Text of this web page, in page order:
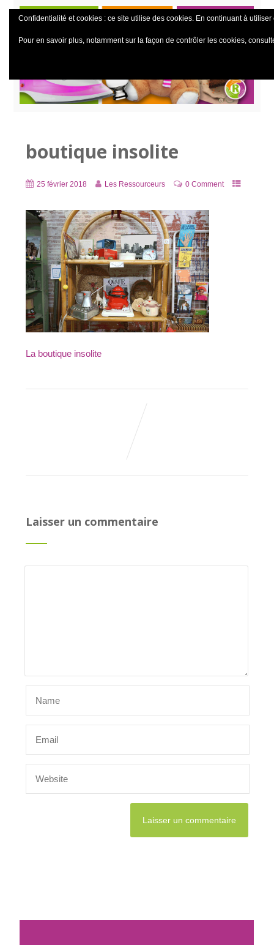
boutique insolite
25 février 2018 Les Ressourceurs 0 Comment
La boutique insolite
Laisser un commentaire
Confidentialité et cookies : ce site utilise des cookies. En continuant à
Pour en savoir plus, notamment sur la façon de contrôler les cookies,